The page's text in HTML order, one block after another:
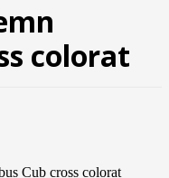
colorat
Cub cross colorat